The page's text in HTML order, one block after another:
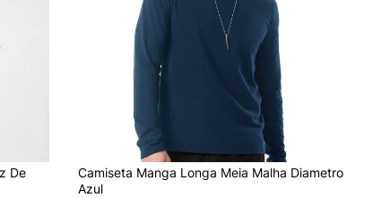
De
Camiseta Manga Longa Meia Malha Diametro
Azul